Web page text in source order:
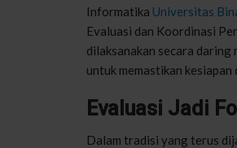
Informatika Universitas
Evaluasi dan Koordinasi
dilaksanakan secara
untuk memastikan
Evaluasi Jadi
Dalam tradisi yang terus